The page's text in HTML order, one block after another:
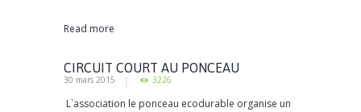
Read more
CIRCUIT COURT AU PONCEAU
30 mars 2015 3226
L`association le ponceau ecodurable organise un